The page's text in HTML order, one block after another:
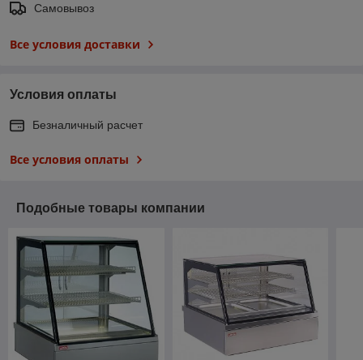
Самовывоз
Все условия доставки
Условия оплаты
Безналичный расчет
Все условия оплаты
Подобные товары компании